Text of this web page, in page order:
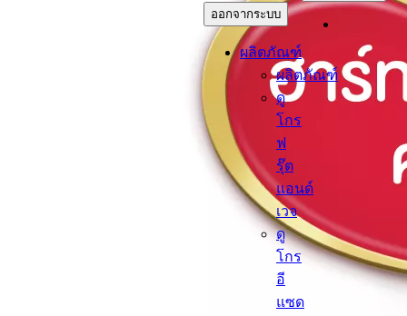
ออกจากระบบ
ผลิตภัณฑ์
ผลิตภัณฑ์
ดู
โกร
ฟ
รุ๊ต
แอนด์
เวจ
ดู
โกร
อี
แซด